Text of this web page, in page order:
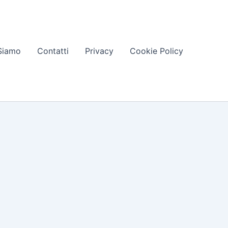
Contatti Privacy Cookie Policy